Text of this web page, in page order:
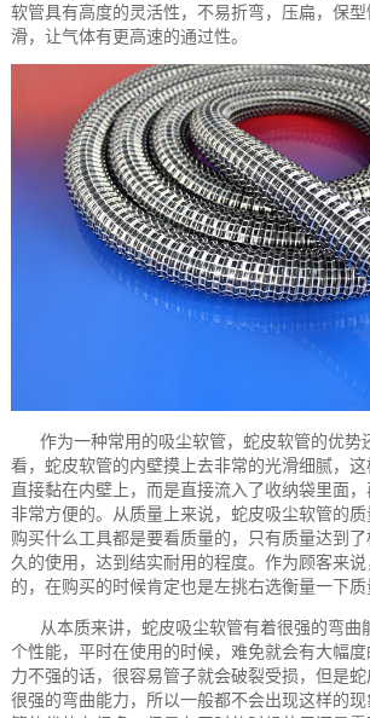
软管具有高度的灵活性，不易折弯，压扁，保
滑，让气体有更高速的通过性。
作为一种常用的吸尘软管，蛇皮软管的优势
看，蛇皮软管的内壁摸上去非常的光滑细腻，
直接黏在内壁上，而是直接流入了收纳袋里面
非常方便的。从质量上来说，蛇皮吸尘软管的质
购买什么工具都是要看质量的，只有质量达到
久的使用，达到结实耐用的程度。作为顾客来
的，在购买的时候肯定也是左挑右选衡量一下质
从本质来讲，蛇皮吸尘软管有着很强的弯曲
个性能，平时在使用的时候，难免就会有大幅
力不强的话，很容易管子就会破裂受损，但是
很强的弯曲能力，所以一般都不会出现这样的